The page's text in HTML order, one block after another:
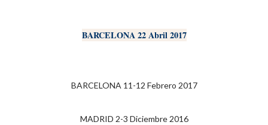
BARCELONA 22 Abril 2017
BARCELONA 11-12 Febrero 2017
MADRID 2-3 Diciembre 2016